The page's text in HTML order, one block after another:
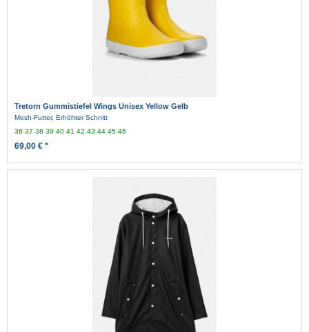
Tretorn Gummistiefel Wings Unisex Yellow Gelb
Mesh-Futter, Erhöhter Schnitt
3637383940414243444546
69,00 € *